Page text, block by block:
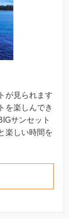
が見られます
を楽しんでき
サンセット
楽しい時間を